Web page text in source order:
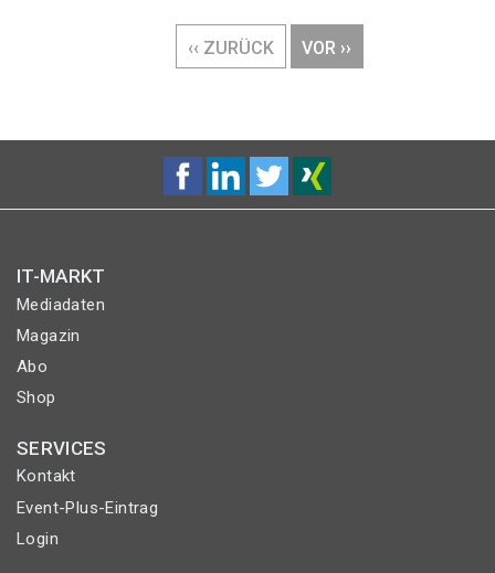
VORHERIGE
SEITE
‹‹ ZURÜCK
NÄCHSTE
SEITE
VOR ››
IT-MARKT
Mediadaten
Magazin
Abo
Shop
SERVICES
Kontakt
Event-Plus-Eintrag
Login